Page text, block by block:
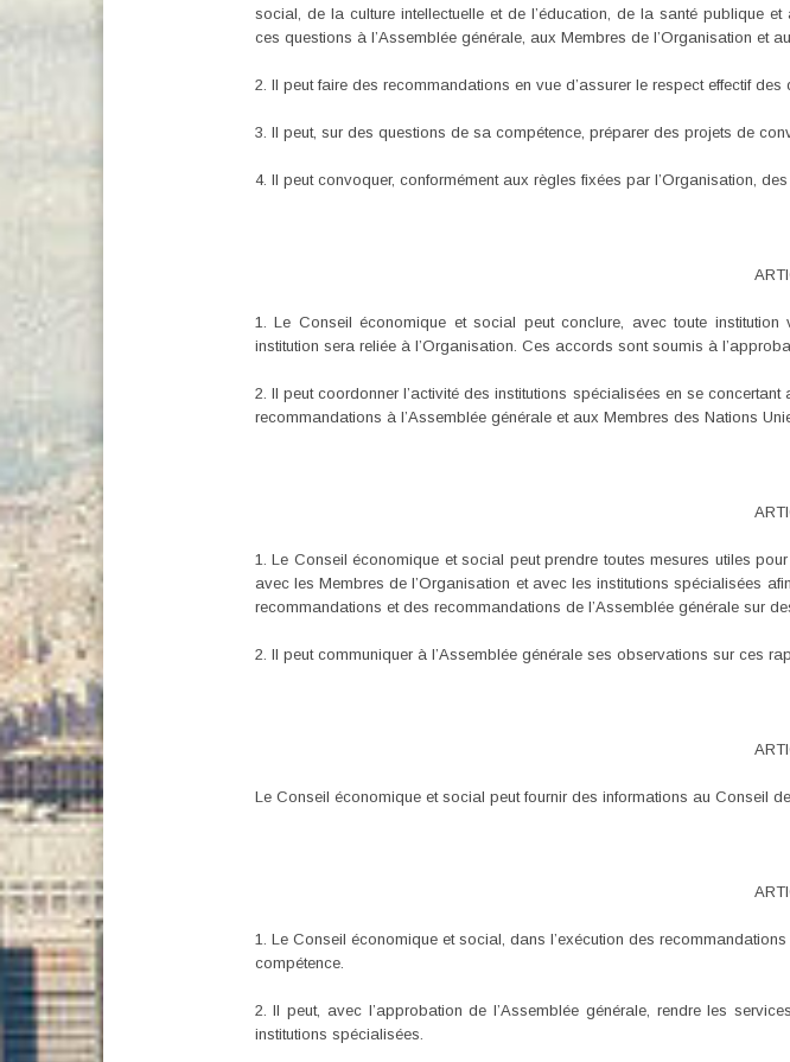
social, de la culture intellectuelle et de l’éducation, de la santé publique
ces questions à l’Assemblée générale, aux Membres de l’Organisation et
2. Il peut faire des recommandations en vue d’assurer le respect effectif
3. Il peut, sur des questions de sa compétence, préparer des projets de
4. Il peut convoquer, conformément aux règles fixées par l’Organisation,
1. Le Conseil économique et social peut conclure, avec toute
institution sera reliée à l’Organisation. Ces accords sont soumis à
2. Il peut coordonner l’activité des institutions spécialisées en se
recommandations à l’Assemblée générale et aux Membres des Nations
1. Le Conseil économique et social peut prendre toutes mesures utiles
avec les Membres de l’Organisation et avec les institutions spécialisées
recommandations et des recommandations de l’Assemblée générale sur
2. Il peut communiquer à l’Assemblée générale ses observations sur ces
Le Conseil économique et social peut fournir des informations au Conseil
1. Le Conseil économique et social, dans l’exécution des
compétence.
2. Il peut, avec l’approbation de l’Assemblée générale, rendre les
institutions spécialisées.